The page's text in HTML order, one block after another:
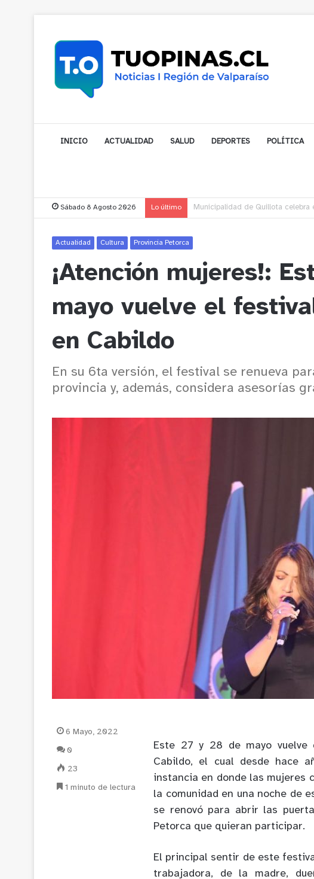
INICIO ACTUALIDAD SALUD DEPORTES POLÍTICA
Sábado 8 Agosto 2026 Lo último Municipalidad de Nogales
Actualidad Cultura Provincia Petorca
¡Atención mujeres!:
mayo vuelve el
en Cabildo
En su 6ta versión, el festival se renueva
provincia y, además, considera asesorías
Este 27 y 28 de mayo
Cabildo, el cual desde hace
instancia en donde las mujeres
la comunidad en una noche de
se renovó para abrir las
Petorca que quieran participar.
El principal sentir de este
trabajadora, de la madre,
6 Mayo, 2022
0
23
1 minuto de lectura